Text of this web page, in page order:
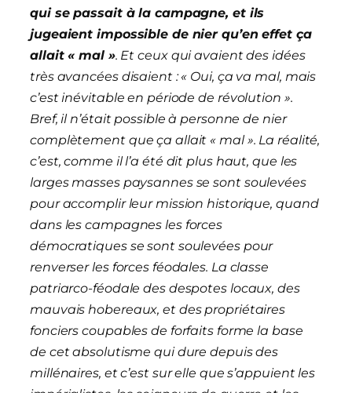
qui se passait à la campagne, et ils
jugeaient impossible de nier qu’en effet ça
allait « mal ». Et ceux qui avaient des idées
très avancées disaient : « Oui, ça va mal, mais
c’est inévitable en période de révolution ».
Bref, il n’était possible à personne de nier
complètement que ça allait « mal ». La réalité,
c’est, comme il l’a été dit plus haut, que les
larges masses paysannes se sont soulevées
pour accomplir leur mission historique, quand
dans les campagnes les forces
démocratiques se sont soulevées pour
renverser les forces féodales. La classe
patriarco-féodale des despotes locaux, des
mauvais hobereaux, et des propriétaires
fonciers coupables de forfaits forme la base
de cet absolutisme qui dure depuis des
millénaires, et c’est sur elle que s’appuient les